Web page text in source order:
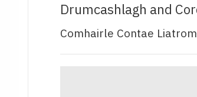
Drumcashlagh and
Comhairle Contae